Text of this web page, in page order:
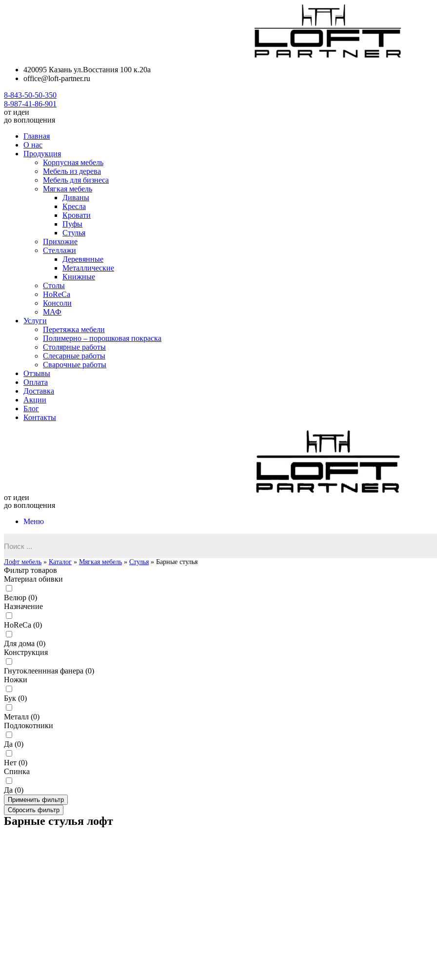
420095 Казань ул.Восстания 100 к.20а
office@loft-partner.ru
8-843-50-50-350
8-987-41-86-901
от идеи
до воплощения
Главная
О нас
Продукция
Корпусная мебель
Мебель из дерева
Мебель для бизнеса
Мягкая мебель
Диваны
Кресла
Кровати
Пуфы
Стулья
Прихожие
Стеллажи
Деревянные
Металлические
Книжные
Столы
HoReCa
Консоли
МАФ
Услуги
Перетяжка мебели
Полимерно – порошковая покраска
Столярные работы
Слесарные работы
Сварочные работы
Отзывы
Оплата
Доставка
Акции
Блог
Контакты
от идеи
до воплощения
Меню
Лофт мебель » Каталог » Мягкая мебель » Стулья » Барные стулья
Фильтр товаров
Материал обивки
Велюр (0)
Назначение
HoReCa (0)
Для дома (0)
Конструкция
Гнутоклееннная фанера (0)
Ножки
Бук (0)
Металл (0)
Подлокотники
Да (0)
Нет (0)
Спинка
Да (0)
Применить фильтр
Сбросить фильтр
Барные стулья лофт